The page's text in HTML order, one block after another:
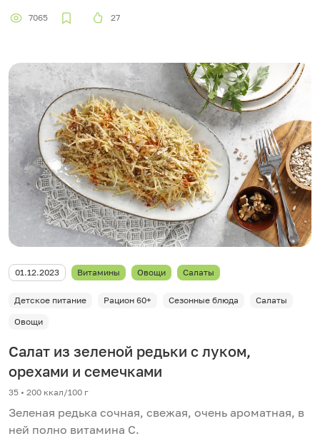
7065 27
01.12.2023 Витамины Овощи Салаты
Детское питание Рацион 60+ Сезонные блюда
Салаты
Овощи
Салат из зеленой редьки с луком,
орехами и семечками
35 • 200 ккал/100 г
Зеленая редька сочная, свежая, очень ароматная, в
ней полно витамина С.